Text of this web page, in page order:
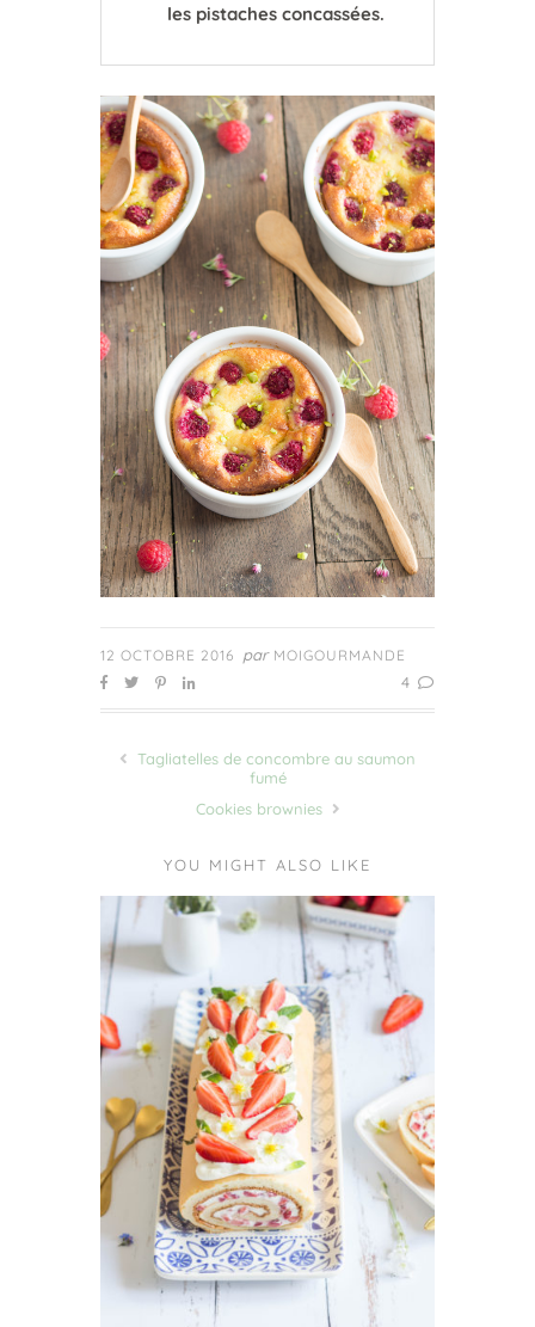
les pistaches concassées.
12 OCTOBRE 2016 par MOIGOURMANDE
4
Tagliatelles de concombre au saumon
fumé
Cookies brownies
YOU MIGHT ALSO LIKE